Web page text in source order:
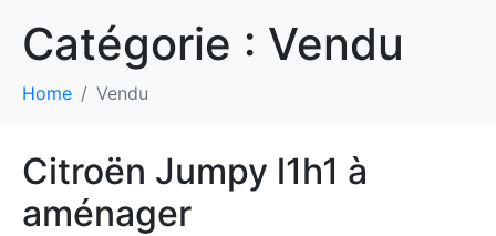
Catégorie : Vendu
Home Vendu
Citroën Jumpy l1h1 à
aménager